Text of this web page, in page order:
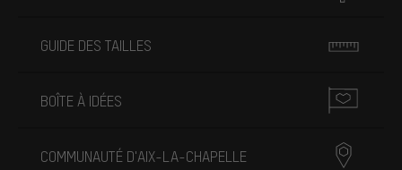
GUIDE DES TAILLES
BOÎTE À IDÉES
COMMUNAUTÉ D'AIX-LA-CHAPELLE